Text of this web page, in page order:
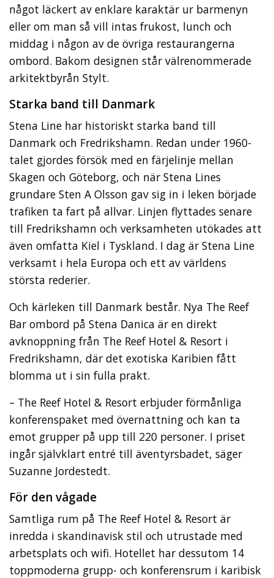
något läckert av enklare karaktär ur barmenyn
eller om man så vill intas frukost, lunch och
middag i någon av de övriga restaurangerna
ombord. Bakom designen står välrenommerade
arkitektbyrån Stylt.
Starka band till Danmark
Stena Line har historiskt starka band till
Danmark och Fredrikshamn. Redan under 1960-
talet gjordes försök med en färjelinje mellan
Skagen och Göteborg, och när Stena Lines
grundare Sten A Olsson gav sig in i leken började
trafiken ta fart på allvar. Linjen flyttades senare
till Fredrikshamn och verksamheten utökades att
även omfatta Kiel i Tyskland. I dag är Stena Line
verksamt i hela Europa och ett av världens
största rederier.
Och kärleken till Danmark består. Nya The Reef
Bar ombord på Stena Danica är en direkt
avknoppning från The Reef Hotel & Resort i
Fredrikshamn, där det exotiska Karibien fått
blomma ut i sin fulla prakt.
– The Reef Hotel & Resort erbjuder förmånliga
konferenspaket med övernattning och kan ta
emot grupper på upp till 220 personer. I priset
ingår självklart entré till äventyrsbadet, säger
Suzanne Jordestedt.
För den vågade
Samtliga rum på The Reef Hotel & Resort är
inredda i skandinavisk stil och utrustade med
arbetsplats och wifi. Hotellet har dessutom 14
toppmoderna grupp- och konferensrum i karibisk